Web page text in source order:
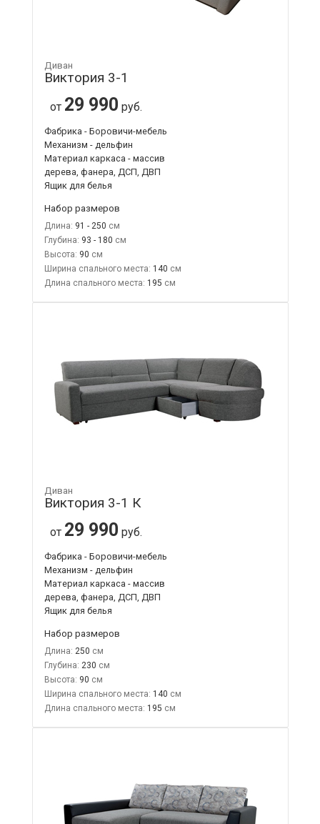
Диван
Виктория 3-1
от 29 990 руб.
Фабрика - Боровичи-мебель
Механизм - дельфин
Материал каркаса - массив
дерева, фанера, ДСП, ДВП
Ящик для белья
Набор размеров
Длина: 91 - 250
Глубина: 93 - 180
Высота: 90
Ширина спального места: 140
Длина спального места: 195
Диван
Виктория 3-1 К
от 29 990 руб.
Фабрика - Боровичи-мебель
Механизм - дельфин
Материал каркаса - массив
дерева, фанера, ДСП, ДВП
Ящик для белья
Набор размеров
Длина: 250
Глубина: 230
Высота: 90
Ширина спального места: 140
Длина спального места: 195